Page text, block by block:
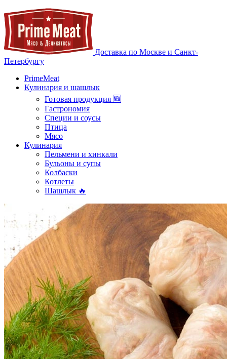
Доставка по Москве и Санкт-
Петербургу
PrimeMeat
Кулинария и шашлык
Готовая продукция 🆕
Гастрономия
Специи и соусы
Птица
Мясо
Кулинария
Пельмени и хинкали
Бульоны и супы
Колбаски
Котлеты
Шашлык 🔥